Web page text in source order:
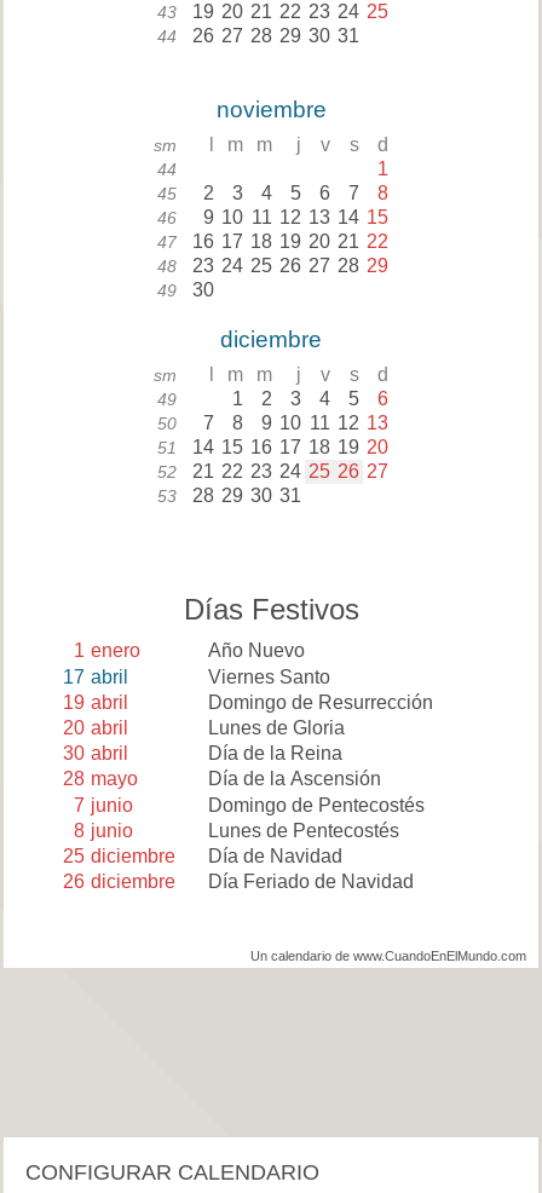
43 19 20 21 22 23 24 25
44 26 27 28 29 30 31
noviembre
sm m m j v s d
44 1
45 2 3 4 5 6 7 8
46 9 10 11 12 13 14 15
47 16 17 18 19 20 21 22
48 23 24 25 26 27 28 29
49 30
diciembre
sm m m j v s d
49 1 2 3 4 5 6
50 7 8 9 10 11 12 13
51 14 15 16 17 18 19 20
52 21 22 23 24 25 26 27
53 28 29 30 31
Días Festivos
1 enero
Año Nuevo
17 abril
Viernes Santo
19 abril
Domingo de Resurrección
20 abril
Lunes de Gloria
30 abril
Día de la Reina
28 mayo
Día de la Ascensión
7 junio
Domingo de Pentecostés
8 junio
Lunes de Pentecostés
25 diciembre
Día de Navidad
26 diciembre Día Feriado de Navidad
Un calendario de www.CuandoEnElMundo.com
CONFIGURAR CALENDARIO